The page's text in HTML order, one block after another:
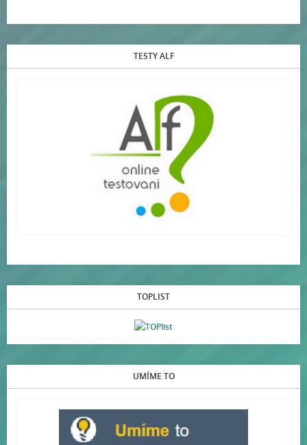
TESTY ALF
TOPLIST
UMÍME TO